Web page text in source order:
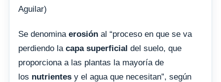
Aguilar)
Se denomina erosión al “proceso en que se va
perdiendo la capa superficial del suelo, que
proporciona a las plantas la mayoría de
los nutrientes y el agua que necesitan”, según